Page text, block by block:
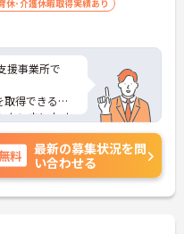
休･介護休暇取得実績あり
援事業所で
得できるの
たい方におす
れてしっかり
トなど、さら
にご相談くだ
料
最新の募集状況を問
い合わせる